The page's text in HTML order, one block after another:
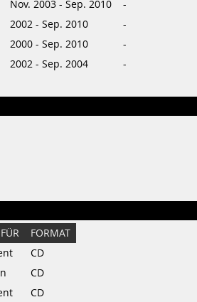
Nov. 2003 - Sep. 2010
-
2002 - Sep. 2010
-
2000 - Sep. 2010
-
2002 - Sep. 2004 -
FORMAT
CD
CD
CD